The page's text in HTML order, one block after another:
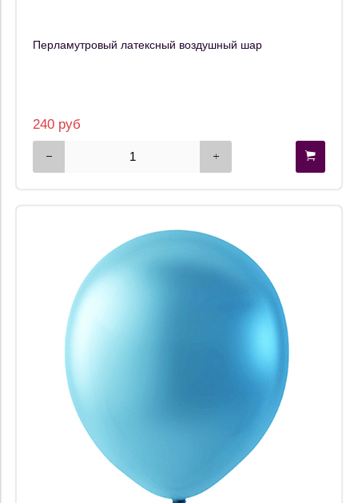
Перламутровый латексный воздушный шар
240 руб